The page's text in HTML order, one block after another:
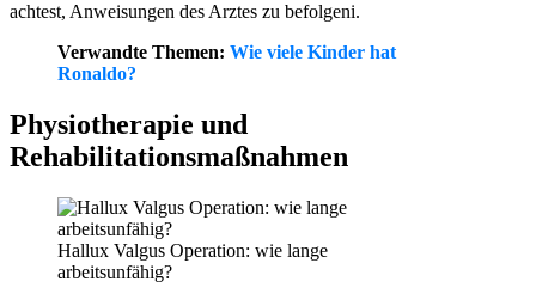
achtest, Anweisungen des Arztes zu befolgeni.
Verwandte Themen: Wie viele Kinder hat
Ronaldo?
Physiotherapie und
Rehabilitationsmaßnahmen
Hallux Valgus Operation: wie lange
arbeitsunfähig?